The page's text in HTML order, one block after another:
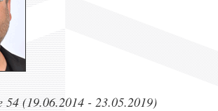
54 (19.06.2014 - 23.05.2019)